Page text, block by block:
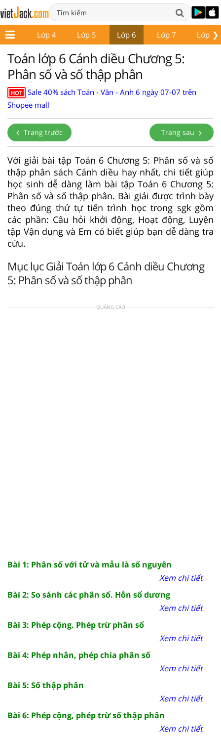
❯
3 Lớp 4 Lớp 5 Lớp 6 Lớp 7 Lớp 8
Toán lớp 6 Cánh diều Chương 5:
Phân số và số thập phân
HOT
Sale 40% sách Toán - Văn - Anh 6 ngày 07-07 trên
Shopee mall
Trang trước Trang sau
Với giải bài tập Toán 6 Chương 5: Phân số và số
thập phân sách Cánh diều hay nhất, chi tiết giúp
học sinh dễ dàng làm bài tập Toán 6 Chương 5:
Phân số và số thập phân. Bài giải được trình bày
theo đúng thứ tự tiến trình học trong sgk gồm
các phần: Câu hỏi khởi động, Hoạt động, Luyện
tập Vận dụng và Em có biết giúp bạn dễ dàng tra
cứu.
Mục lục Giải Toán lớp 6 Cánh diều Chương
5: Phân số và số thập phân
QUẢNG CÁO
Bài 1: Phân số với tử và mẫu là số nguyên
Xem chi tiết
Bài 2: So sánh các phân số. Hỗn số dương
Xem chi tiết
Bài 3: Phép cộng. Phép trừ phân số
Xem chi tiết
Bài 4: Phép nhân, phép chia phân số
Xem chi tiết
Bài 5: Số thập phân
Xem chi tiết
Bài 6: Phép cộng, phép trừ số thập phân
Xem chi tiết